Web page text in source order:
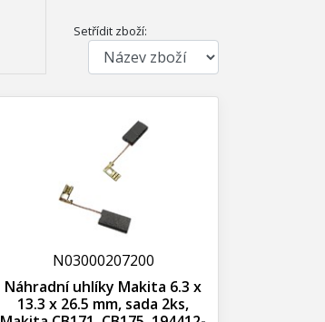
Setřídit zboží:
N03000207200
Náhradní uhlíky Makita 6.3 x
13.3 x 26.5 mm, sada 2ks,